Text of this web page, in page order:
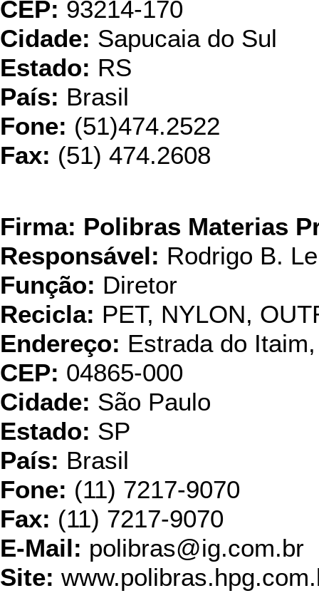
CEP: 93214-170
Cidade: Sapucaia do Sul
Estado: RS
País: Brasil
Fone: (51)474.2522
Fax: (51) 474.2608
Firma: Polibras Materias
Responsável: Rodrigo B.
Função: Diretor
Recicla: PET, NYLON,
Endereço: Estrada do
CEP: 04865-000
Cidade: São Paulo
Estado: SP
País: Brasil
Fone: (11) 7217-9070
Fax: (11) 7217-9070
E-Mail: polibras@ig.com.br
Site: